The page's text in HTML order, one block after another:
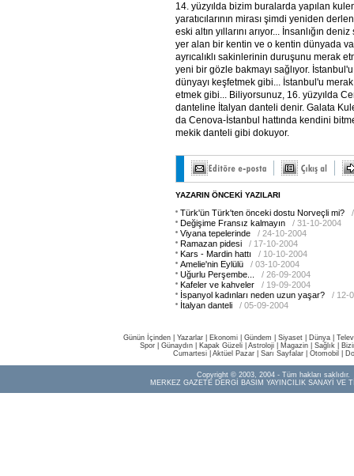
14. yüzyılda bizim buralarda yapılan
yaratıcılarının mirası şimdi yeniden
eski altın yıllarını arıyor... İnsanlığın
yer alan bir kentin ve o kentin dünyada
ayrıcalıklı sakinlerinin duruşunu merak
yeni bir gözle bakmayı sağlıyor.
dünyayı keşfetmek gibi... İstanbul'u
etmek gibi... Biliyorsunuz, 16. yüzyılda
danteline İtalyan danteli denir. Galata
da Cenova-İstanbul hattında kendini
mekik danteli gibi dokuyor.
YAZARIN ÖNCEKİ YAZILARI
Türk'ün Türk'ten önceki dostu Norveçli mi?
Değişime Fransız kalmayın
/ 31-10-2004
Viyana tepelerinde
/ 24-10-2004
Ramazan pidesi
/ 17-10-2004
Kars - Mardin hattı
/ 10-10-2004
Amelie'nin Eylülü
/ 03-10-2004
Uğurlu Perşembe...
/ 26-09-2004
Kafeler ve kahveler
/ 19-09-2004
İspanyol kadınları neden uzun yaşar?
/ 12-
İtalyan danteli
/ 05-09-2004
Günün İçinden Yazarlar Ekonomi Gündem Siyaset Dünya |
Spor
Günaydın Kapak Güzeli Astroloji Magazin Sağlık
Cumartesi| Aktüel Pazar| Sarı Sayfalar| Otomobil
Copyright © 2003, 2004 - Tüm hakları saklıdır.
MERKEZ GAZETE DERGİ BASIM YAYINCILIK SANAYİ VE